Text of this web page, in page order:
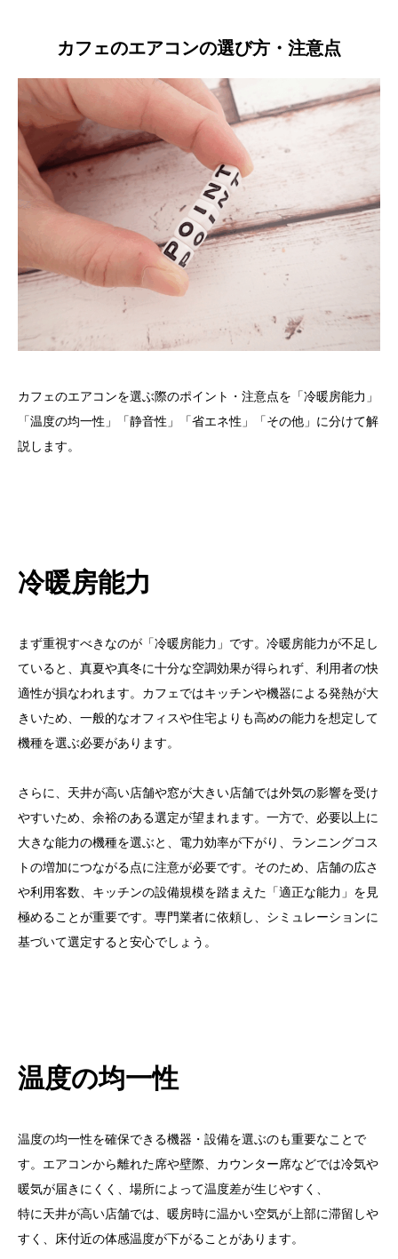
カフェのエアコンの選び方・注意点
カフェのエアコンを選ぶ際のポイント・注意点を「冷暖房能力」
「温度の均一性」「静音性」「省エネ性」「その他」に分けて解
説します。
冷暖房能力
まず重視すべきなのが「冷暖房能力」です。冷暖房能力が不足し
ていると、真夏や真冬に十分な空調効果が得られず、利用者の快
適性が損なわれます。カフェではキッチンや機器による発熱が大
きいため、一般的なオフィスや住宅よりも高めの能力を想定して
機種を選ぶ必要があります。
さらに、天井が高い店舗や窓が大きい店舗では外気の影響を受け
やすいため、余裕のある選定が望まれます。一方で、必要以上に
大きな能力の機種を選ぶと、電力効率が下がり、ランニングコス
トの増加につながる点に注意が必要です。そのため、店舗の広さ
や利用客数、キッチンの設備規模を踏まえた「適正な能力」を見
極めることが重要です。専門業者に依頼し、シミュレーションに
基づいて選定すると安心でしょう。
温度の均一性
温度の均一性を確保できる機器・設備を選ぶのも重要なことで
す。エアコンから離れた席や壁際、カウンター席などでは冷気や
暖気が届きにくく、場所によって温度差が生じやすく、
特に天井が高い店舗では、暖房時に温かい空気が上部に滞留しや
すく、床付近の体感温度が下がることがあります。